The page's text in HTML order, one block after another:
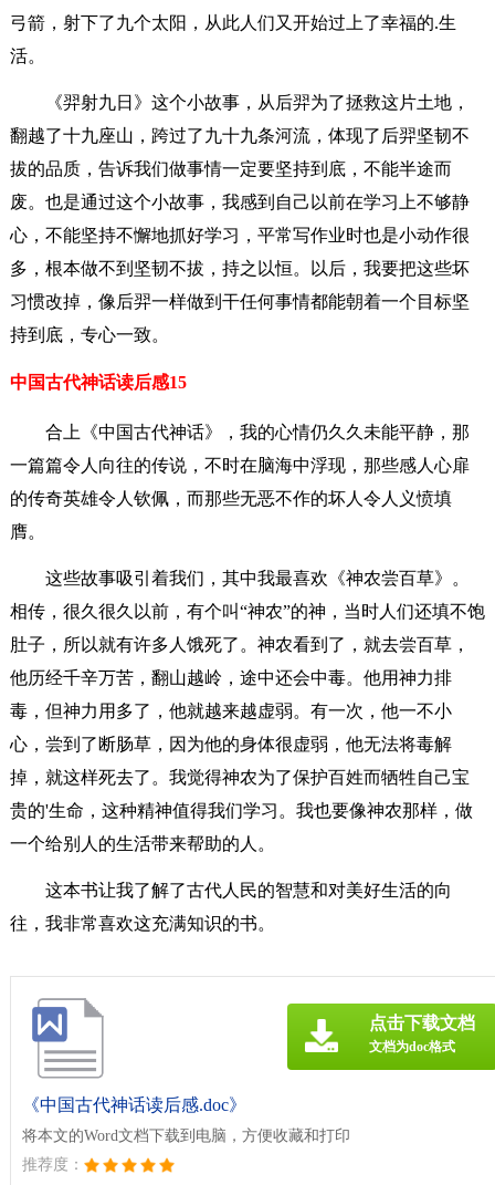
弓箭，射下了九个太阳，从此人们又开始过上了幸福的.生
活。
《羿射九日》这个小故事，从后羿为了拯救这片土地，
翻越了十九座山，跨过了九十九条河流，体现了后羿坚韧不
拔的品质，告诉我们做事情一定要坚持到底，不能半途而
废。也是通过这个小故事，我感到自己以前在学习上不够静
心，不能坚持不懈地抓好学习，平常写作业时也是小动作很
多，根本做不到坚韧不拔，持之以恒。以后，我要把这些坏
习惯改掉，像后羿一样做到干任何事情都能朝着一个目标坚
持到底，专心一致。
中国古代神话读后感15
合上《中国古代神话》，我的心情仍久久未能平静，那
一篇篇令人向往的传说，不时在脑海中浮现，那些感人心扉
的传奇英雄令人钦佩，而那些无恶不作的坏人令人义愤填
膺。
这些故事吸引着我们，其中我最喜欢《神农尝百草》。
相传，很久很久以前，有个叫“神农”的神，当时人们还填不饱
肚子，所以就有许多人饿死了。神农看到了，就去尝百草，
他历经千辛万苦，翻山越岭，途中还会中毒。他用神力排
毒，但神力用多了，他就越来越虚弱。有一次，他一不小
心，尝到了断肠草，因为他的身体很虚弱，他无法将毒解
掉，就这样死去了。我觉得神农为了保护百姓而牺牲自己宝
贵的'生命，这种精神值得我们学习。我也要像神农那样，做
一个给别人的生活带来帮助的人。
这本书让我了解了古代人民的智慧和对美好生活的向
往，我非常喜欢这充满知识的书。
《中国古代神话读后感.doc》
将本文的Word文档下载到电脑，方便收藏和打印
推荐度：
点击下载文档
文档为doc格式